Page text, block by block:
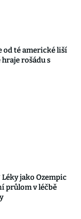
od té americké liší
rošádu s
Léky jako Ozempic
průlom v léčbě